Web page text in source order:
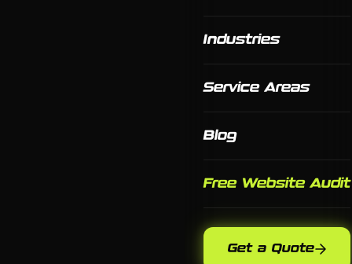
Industries
Service Areas
Blog
Free Website Audit
Get a Quote